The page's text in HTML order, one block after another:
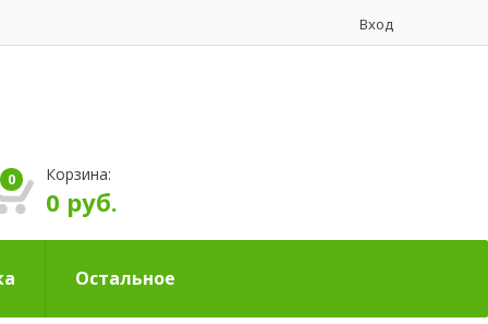
Вход
0 Корзина:
0 руб.
Остальное